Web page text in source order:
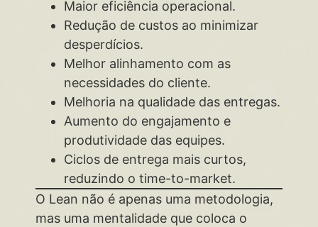
Maior eficiência operacional.
Redução de custos ao minimizar
desperdícios.
Melhor alinhamento com as
necessidades do cliente.
Melhoria na qualidade das entregas.
Aumento do engajamento e
produtividade das equipes.
Ciclos de entrega mais curtos,
reduzindo o time-to-market.
O Lean não é apenas uma metodologia,
mas uma mentalidade que coloca o